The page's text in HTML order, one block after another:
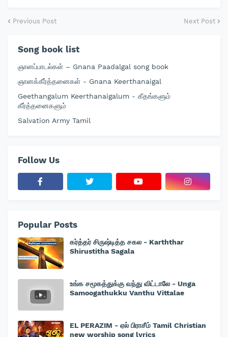
Previous Post Next Post
Song book list
ஞானப்பாடல்கள் – Gnana Paadalgal song book
ஞானக்கீர்த்தனைகள் - Gnana Keerthanaigal
Geethangalum Keerthanaigalum - கீதங்களும்
கீர்த்தனைகளும்
Salvation Army Tamil
Follow Us
Popular Posts
கர்த்தர் சிருஷ்டித்த சகல - Karththar
Shirustitha Sagala
உங்க சமூகத்துக்கு வந்து விட்டாலே - Unga
Samoogathukku Vanthu Vittalae
EL PERAZIM - ஏல் பிராசீம் Tamil Christian
new worship song lyrics